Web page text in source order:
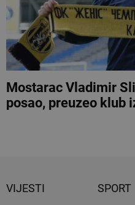
Mostarac Vladimir
posao, preuzeo klub
VIJESTI SPORT